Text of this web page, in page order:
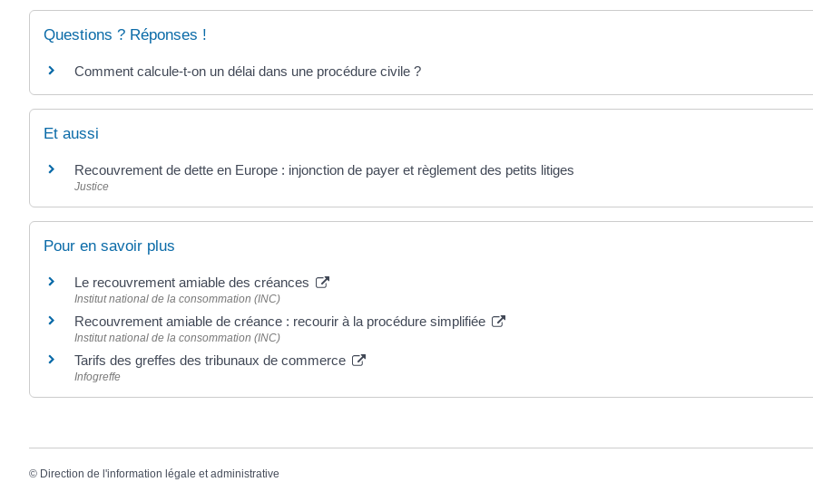
Questions ? Réponses !
Comment calcule-t-on un délai dans une procédure civile ?
Et aussi
Recouvrement de dette en Europe : injonction de payer et règlement des petits litiges
Justice
Pour en savoir plus
Le recouvrement amiable des créances
Institut national de la consommation (INC)
Recouvrement amiable de créance : recourir à la procédure simplifiée
Institut national de la consommation (INC)
Tarifs des greffes des tribunaux de commerce
Infogreffe
© Direction de l'information légale et administrative